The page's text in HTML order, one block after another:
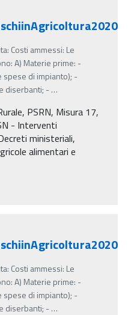
Costi ammessi: Le
A) Materie prime: -
di impianto); -
diserbanti; -…
PSRN, Misura 17,
- Interventi
ministeriali,
alimentari e
Costi ammessi: Le
A) Materie prime: -
di impianto); -
diserbanti; -…